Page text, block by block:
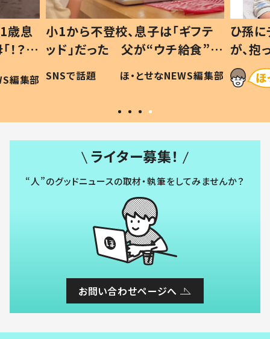
歳息
？」
編集部
小1から不登校、息子は「ギフテ
ッド」だった 父が“ウチ給食”を
作り続ける理由とは #令和の親
#令和の子
SNSで話題 ほ・とせなNEWS編集部
ひ孫
が、
「涙が
い」
ライター募集！
“人”のグッドニュースの取材・執筆をしてみませんか？
お問い合わせページへ